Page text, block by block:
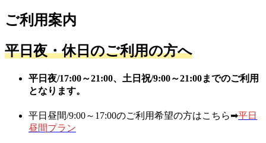
ご利用案内
平日夜・休日のご利用の方へ
平日夜/17:00～21:00、土日祝/9:00～21:00までのご利用
となります。
平日昼間/9:00～17:00のご利用希望の方はこちら➡平日
昼間プラン